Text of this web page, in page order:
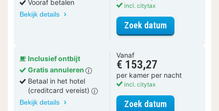
Vooraf betalen
Bekijk details
incl. citytax
Zoek datumvoor
Inclusief ontbijt
Gratis annuleren
Betaal in het hotel
(creditcard vereist)
Bekijk details
Vanaf
€ 153,27
per kamer per nacht
incl. citytax
Zoek datumvoor